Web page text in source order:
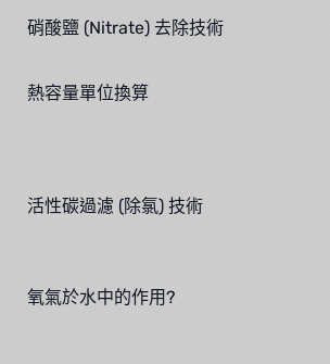
硝酸鹽 (Nitrate) 去除技術
熱容量單位換算
活性碳過濾 (除氯) 技術
氧氣於水中的作用?